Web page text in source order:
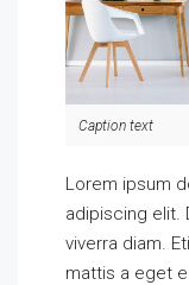
Caption text
Lorem ipsum
adipiscing elit.
viverra diam.
mattis a eget